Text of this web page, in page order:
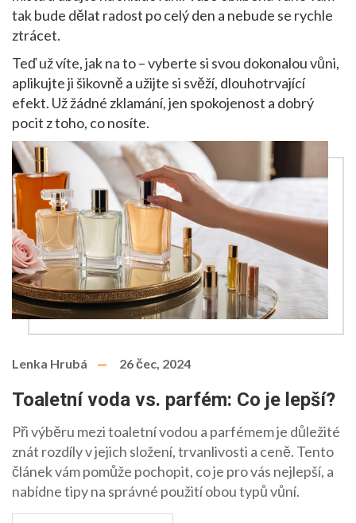
tak bude dělat radost po celý den a nebude se rychle
ztrácet.
Teď už víte, jak na to – vyberte si svou dokonalou vůni,
aplikujte ji šikovně a užijte si svěží, dlouhotrvající
efekt. Už žádné zklamání, jen spokojenost a dobrý
pocit z toho, co nosíte.
Lenka Hrubá 26 čec, 2024
Toaletní voda vs. parfém: Co je lepší?
Při výběru mezi toaletní vodou a parfémem je důležité
znát rozdíly v jejich složení, trvanlivosti a ceně. Tento
článek vám pomůže pochopit, co je pro vás nejlepší, a
nabídne tipy na správné použití obou typů vůní.